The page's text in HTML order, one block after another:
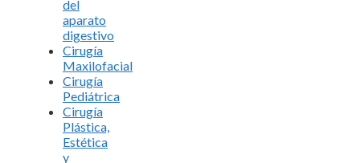
del
aparato
digestivo
Cirugía
Maxilofacial
Cirugía
Pediátrica
Cirugía
Plástica,
Estética
y